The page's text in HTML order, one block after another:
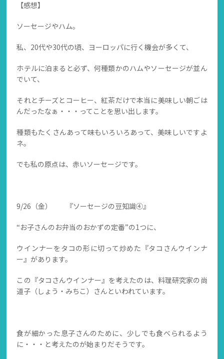
【感想】
ソーセージやハム。
私、20代や30代の頃、ヨーロッパに行く機会が多くて、
ホテルに泊まると必ず、何種類かのハムやソーセージが並ん
でいて、
それとチーズとコーヒー、紅茶だけで本当に美味しい朝ごは
んだったなぁ・・・ってことを思い出します。
種類もたくさんあって味もいろいろあって、美味しいですよ
ネ。
でも私の原点は、赤いソーセージです。
9/26（金） 『ソーセージの豆知識④』
“お子さんのお弁当のおかずの定番”の1つに、
ウインナーをタコの形に切って炒めた『タコさんウインナ
ー』があります。
この『タコさんウインナー』を考えたのは、料理研究家の尚
道子（しょう・みちこ）さんといわれています。
食が細かった息子さんのために、少しでも食べられるよう
に・・・と考えたのが始まりだそうです。